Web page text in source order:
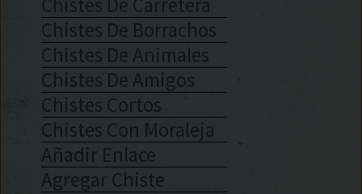
Chistes De Borrachos
Chistes De Animales
Chistes De Amigos
Chistes Cortos
Chistes Con Moraleja
Añadir Enlace
Agregar Chiste